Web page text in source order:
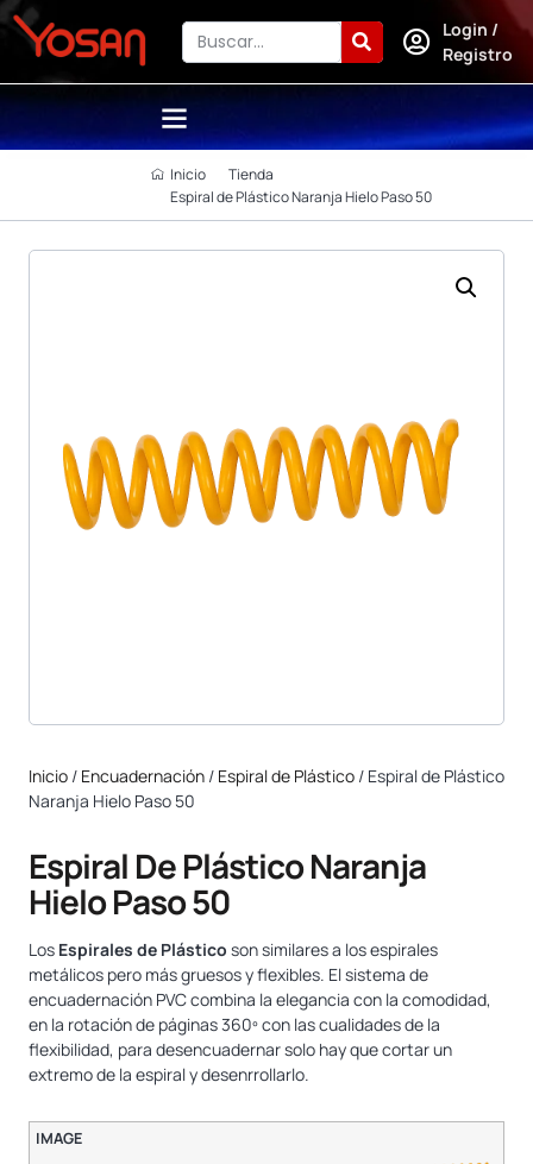
Login /
Registro
Inicio
Tienda
Espiral de Plástico Naranja Hielo Paso 50
Inicio / Encuadernación / Espiral de Plástico / Espiral de Plástico
Naranja Hielo Paso 50
Espiral De Plástico Naranja
Hielo Paso 50
Los Espirales de Plástico son similares a los espirales
metálicos pero más gruesos y flexibles. El sistema de
encuadernación PVC combina la elegancia con la comodidad,
en la rotación de páginas 360º con las cualidades de la
flexibilidad, para desencuadernar solo hay que cortar un
extremo de la espiral y desenrrollarlo.